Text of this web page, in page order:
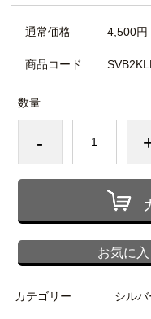
通常価格 4,500円
商品コード
数量
-
お気に
カテゴリー シル